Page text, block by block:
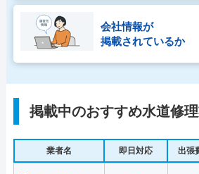
会社情報が
掲載されているか
掲載中のおすすめ水道修
業者名 即日対応 出張